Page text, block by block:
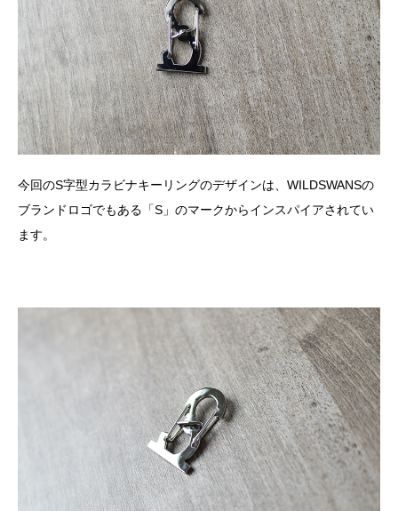
今回のS字型カラビナキーリングのデザインは、WILDSWANSの
ブランドロゴでもある「S」のマークからインスパイアされてい
ます。